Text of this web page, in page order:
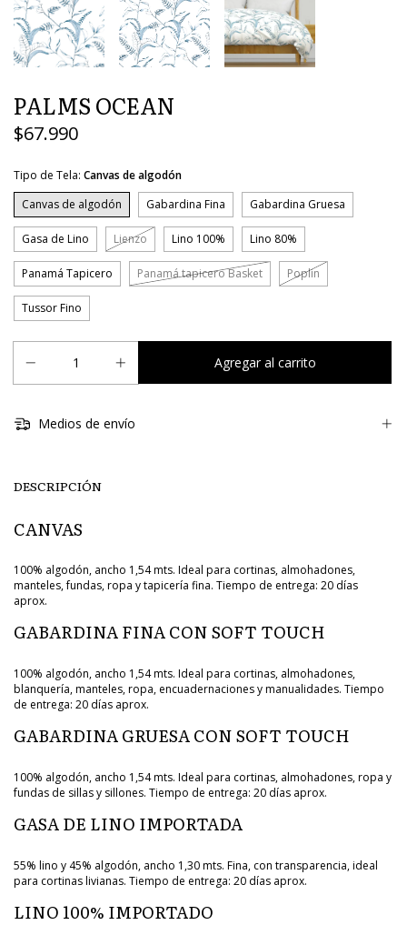
PALMS OCEAN
$67.990
Tipo de Tela: Canvas de algodón
Canvas de algodón
Gabardina Fina Gabardina Gruesa
Gasa de Lino Lienzo Lino 100% Lino 80%
Panamá Tapicero Panamá tapicero Basket Poplin
Tussor Fino
Medios de envío
DESCRIPCIÓN
CANVAS
100% algodón, ancho 1,54 mts. Ideal para cortinas, almohadones,
manteles, fundas, ropa y tapicería fina. Tiempo de entrega: 20 días
aprox.
GABARDINA FINA CON SOFT TOUCH
100% algodón, ancho 1,54 mts. Ideal para cortinas, almohadones,
blanquería, manteles, ropa, encuadernaciones y manualidades. Tiempo
de entrega: 20 días aprox.
GABARDINA GRUESA CON SOFT TOUCH
100% algodón, ancho 1,54 mts. Ideal para cortinas, almohadones, ropa y
fundas de sillas y sillones. Tiempo de entrega: 20 días aprox.
GASA DE LINO IMPORTADA
55% lino y 45% algodón, ancho 1,30 mts. Fina, con transparencia, ideal
para cortinas livianas. Tiempo de entrega: 20 días aprox.
LINO 100% IMPORTADO